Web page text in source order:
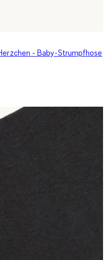
- Baby-Strumpfhose